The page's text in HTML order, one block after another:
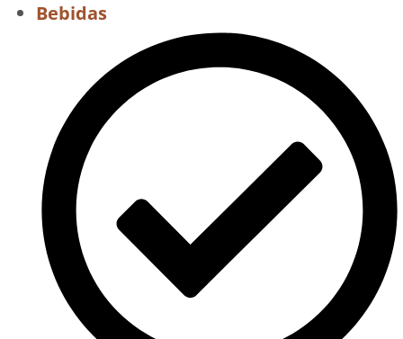
Bebidas